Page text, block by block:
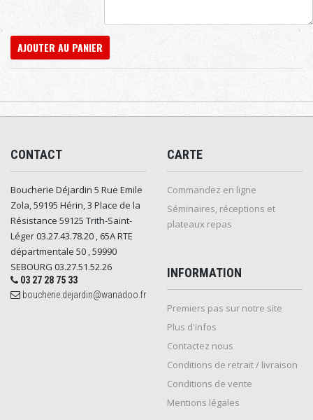
AJOUTER AU PANIER
CONTACT
Boucherie Déjardin 5 Rue Emile
Zola, 59195 Hérin, 3 Place de la
Résistance 59125 Trith-Saint-
Léger 03.27.43.78.20 , 65A RTE
départmentale 50 , 59990
SEBOURG 03.27.51.52.26
03 27 28 75 33
boucherie.dejardin@wanadoo.fr
CARTE
Commandez en ligne
Séminaires, réceptions et
plateaux repas
INFORMATION
Premiers pas sur notre site
Plus d'infos
Contactez nous
Conditions de retrait / livraison
Conditions de vente
Mentions légales